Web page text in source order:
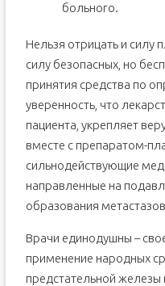
больного.
Нельзя отрицать и силу
силу безопасных, но
принятия средства по
уверенность, что
пациента, укрепляет
вместе с препаратом-
сильнодействующие
направленные на
образования
Врачи единодушны –
применение народных
предстательной железы